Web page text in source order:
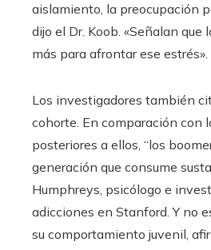
aislamiento, la preocupación
dijo el Dr. Koob. «Señalan que
más para afrontar ese estrés».
Los investigadores también
cohorte. En comparación con
posteriores a ellos, “los
generación que consume
Humphreys, psicólogo e
adicciones en Stanford. Y no
su comportamiento juvenil,